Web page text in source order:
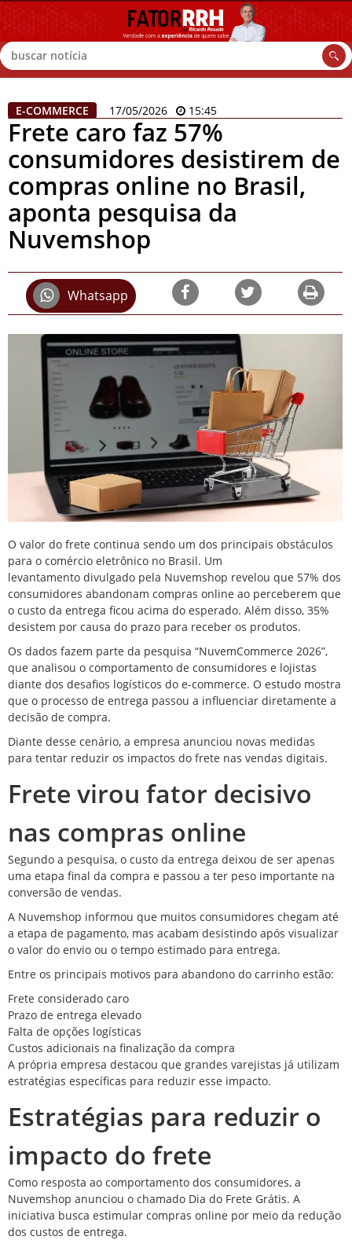
Buscar
E-COMMERCE 17/05/2026 15:45
Frete caro faz 57%
consumidores desistirem de
compras online no Brasil,
aponta pesquisa da
Nuvemshop
Whatsapp
O valor do frete continua sendo um dos principais obstáculos
para o comércio eletrônico no Brasil. Um
levantamento divulgado pela Nuvemshop revelou que 57% dos
consumidores abandonam compras online ao perceberem que
o custo da entrega ficou acima do esperado. Além disso, 35%
desistem por causa do prazo para receber os produtos.
Os dados fazem parte da pesquisa “NuvemCommerce 2026”,
que analisou o comportamento de consumidores e lojistas
diante dos desafios logísticos do e-commerce. O estudo mostra
que o processo de entrega passou a influenciar diretamente a
decisão de compra.
Diante desse cenário, a empresa anunciou novas medidas
para tentar reduzir os impactos do frete nas vendas digitais.
Frete virou fator decisivo
nas compras online
Segundo a pesquisa, o custo da entrega deixou de ser apenas
uma etapa final da compra e passou a ter peso importante na
conversão de vendas.
A Nuvemshop informou que muitos consumidores chegam até
a etapa de pagamento, mas acabam desistindo após visualizar
o valor do envio ou o tempo estimado para entrega.
Entre os principais motivos para abandono do carrinho estão:
Frete considerado caro
Prazo de entrega elevado
Falta de opções logísticas
Custos adicionais na finalização da compra
A própria empresa destacou que grandes varejistas já utilizam
estratégias específicas para reduzir esse impacto.
Estratégias para reduzir o
impacto do frete
Como resposta ao comportamento dos consumidores, a
Nuvemshop anunciou o chamado Dia do Frete Grátis. A
iniciativa busca estimular compras online por meio da redução
dos custos de entrega.